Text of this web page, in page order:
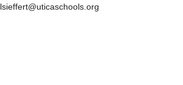
lsieffert@uticaschools.org